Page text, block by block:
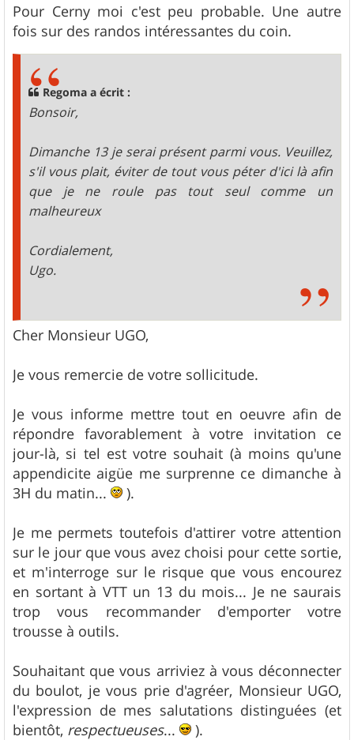
s
s
a
Pour Cerny moi c'est peu probable. Une autre
fois sur des randos intéressantes du coin.
Regoma a écrit :
Bonsoir,
Dimanche 13 je serai présent parmi vous. Veuillez,
s'il vous plait, éviter de tout vous péter d'ici là afin
que je ne roule pas tout seul comme un
malheureux
Cordialement,
Ugo.
Cher Monsieur UGO,
Je vous remercie de votre sollicitude.
Je vous informe mettre tout en oeuvre afin de
répondre favorablement à votre invitation ce
jour-là, si tel est votre souhait (à moins qu'une
appendicite aigüe me surprenne ce dimanche à
3H du matin...
).
Je me permets toutefois d'attirer votre attention
sur le jour que vous avez choisi pour cette sortie,
et m'interroge sur le risque que vous encourez
en sortant à VTT un 13 du mois... Je ne saurais
trop vous recommander d'emporter votre
trousse à outils.
Souhaitant que vous arriviez à vous déconnecter
du boulot, je vous prie d'agréer, Monsieur UGO,
l'expression de mes salutations distinguées (et
bientôt, respectueuses... ).